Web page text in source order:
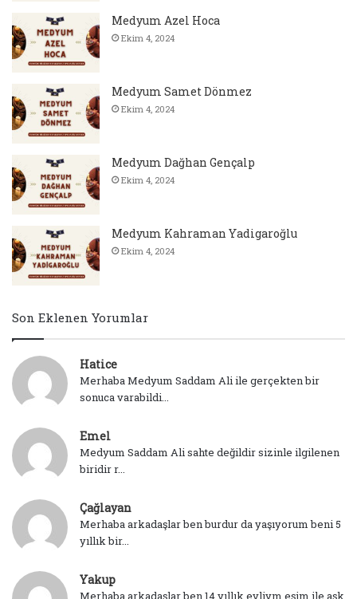
Medyum Azel Hoca
Ekim 4, 2024
Medyum Samet Dönmez
Ekim 4, 2024
Medyum Dağhan Gençalp
Ekim 4, 2024
Medyum Kahraman Yadigaroğlu
Ekim 4, 2024
Son Eklenen Yorumlar
Hatice
Merhaba Medyum Saddam Ali ile gerçekten bir
sonuca varabildi...
Emel
Medyum Saddam Ali sahte değildir sizinle ilgilenen
biridir r...
Çağlayan
Merhaba arkadaşlar ben burdur da yaşıyorum beni 5
yıllık bir...
Yakup
Merhaba arkadaşlar ben 14 yıllık evliym eşim ile aşk